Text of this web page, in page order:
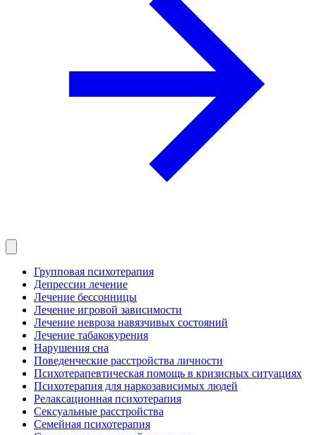
Групповая психотерапия
Депрессии лечение
Лечение бессонницы
Лечение игровой зависимости
Лечение невроза навязчивых состояний
Лечение табакокурения
Нарушения сна
Поведенческие расстройства личности
Психотерапевтическая помощь в кризисных ситуациях
Психотерапия для наркозависимых людей
Релаксационная психотерапия
Сексуальные расстройства
Семейная психотерапия